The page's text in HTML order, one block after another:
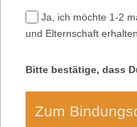
Ja, ich möchte 1-2
und Elternschaft erhalten
Bitte bestätige, dass
Zum